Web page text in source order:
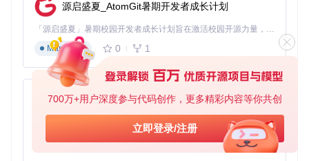
700万+用户深度参与代码创作，更多精彩内容等你共创
立即登录/注册
brainreg在神经科学特定场景下表现出显著优势，尤其在图谱
兼容性和操作便捷性方面优于传统通用配准软件。
三、实践指南：从安装到高级应用
3.1 基础配置
3.1.1 环境准备
# 基础命令行版安装
pip install brainreg
# 完整图形界面版安装（推荐）
pip install brainreg[napari]
源启盛夏_AtomGit暑期开发者成长计划
「源启盛夏」暑期校园开发者成长计划旨在激活校园开源力量，通过积分激励、认证扶持、资源倾斜等形式，引导高校组织和开发者完成「入驻 — 建项目 — 做贡献 — 获认证 — 得资源」的完整闭环。无论你是想带领社团入驻平台的组织者，还是希望用代码贡献证明自己的开发者，都能在这里找到属于你的成长路径。
Markdown
0 1
py-xiaozhi
基于Python的Xiaozhi AI，适用于想要完整Xiaozhi体验而无需拥有专用硬件的用户。
Python
0 1